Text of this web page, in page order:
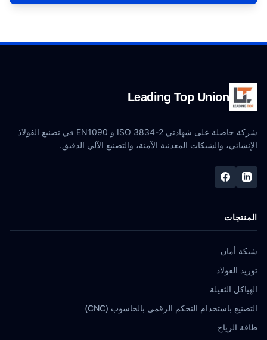
Leading Top Union
شركة حاصلة على شهادتي ISO 3834-2 و EN1090 في تصنيع الفولاذ
الإنشائي، والشبكات المعدنية الآمنة، والتصنيع الآلي الدقيق.
المنتجات
شبكة أمان
توريد الفولاذ
الهياكل الثقيلة
التصنيع باستخدام التحكم الرقمي بالحاسوب (CNC)
طاقة الرياح